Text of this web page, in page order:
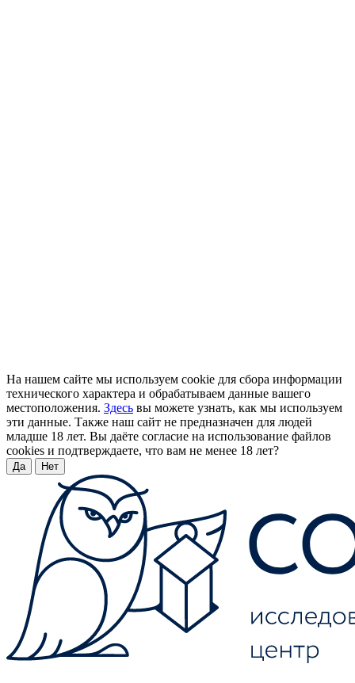
На нашем сайте мы используем cookie для сбора информации
технического характера и обрабатываем данные вашего
местоположения. Здесь вы можете узнать, как мы используем
эти данные. Также наш сайт не предназначен для людей
младше 18 лет. Вы даёте согласие на использование файлов
cookies и подтверждаете, что вам не менее 18 лет?
Да Нет